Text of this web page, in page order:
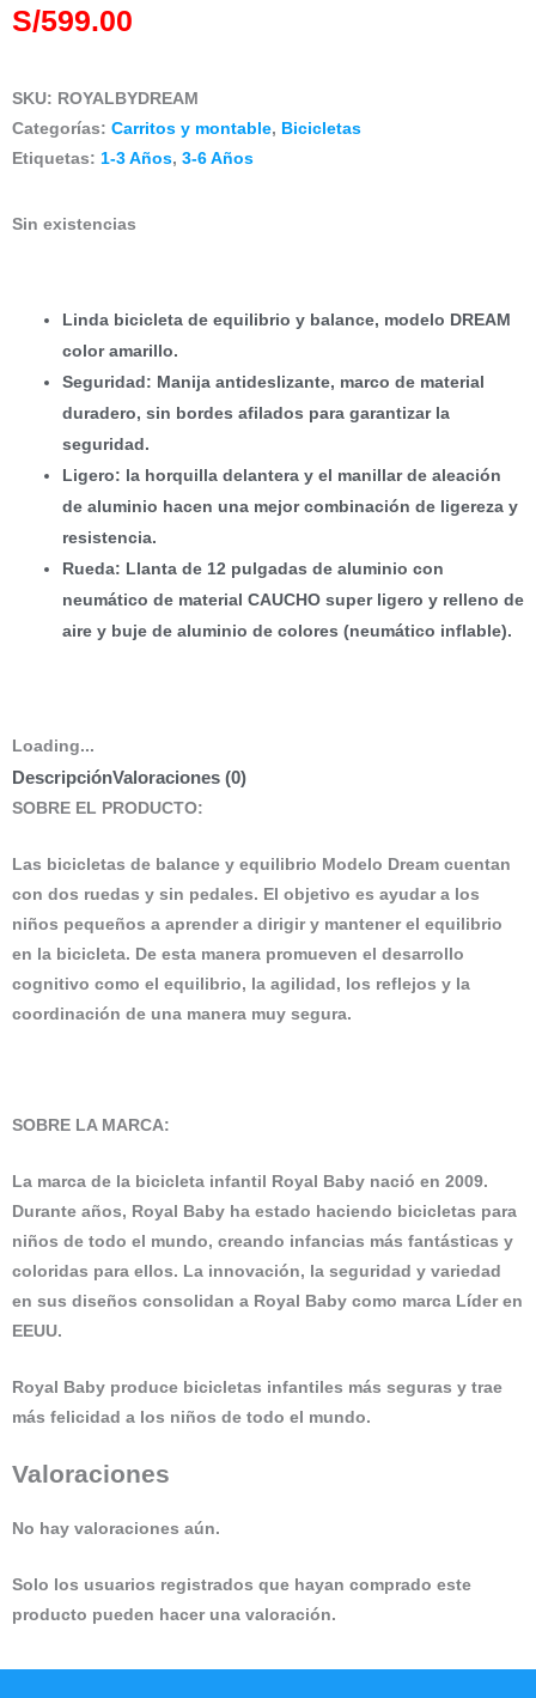
S/599.00
SKU: ROYALBYDREAM
Categorías: Carritos y montable, Bicicletas
Etiquetas: 1-3 Años, 3-6 Años
Sin existencias
Linda bicicleta de equilibrio y balance, modelo DREAM
color amarillo.
Seguridad: Manija antideslizante, marco de material
duradero, sin bordes afilados para garantizar la
seguridad.
Ligero: la horquilla delantera y el manillar de aleación
de aluminio hacen una mejor combinación de ligereza y
resistencia.
Rueda: Llanta de 12 pulgadas de aluminio con
neumático de material CAUCHO super ligero y relleno de
aire y buje de aluminio de colores (neumático inflable).
Loading...
DescripciónValoraciones (0)
SOBRE EL PRODUCTO:
Las bicicletas de balance y equilibrio Modelo Dream cuentan
con dos ruedas y sin pedales. El objetivo es ayudar a los
niños pequeños a aprender a dirigir y mantener el equilibrio
en la bicicleta. De esta manera promueven el desarrollo
cognitivo como el equilibrio, la agilidad, los reflejos y la
coordinación de una manera muy segura.
SOBRE LA MARCA:
La marca de la bicicleta infantil Royal Baby nació en 2009.
Durante años, Royal Baby ha estado haciendo bicicletas para
niños de todo el mundo, creando infancias más fantásticas y
coloridas para ellos. La innovación, la seguridad y variedad
en sus diseños consolidan a Royal Baby como marca Líder en
EEUU.
Royal Baby produce bicicletas infantiles más seguras y trae
más felicidad a los niños de todo el mundo.
Valoraciones
No hay valoraciones aún.
Solo los usuarios registrados que hayan comprado este
producto pueden hacer una valoración.